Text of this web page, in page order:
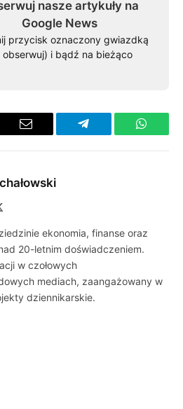
nasze artykuły na
Google News
przycisk oznaczony gwiazdką
i bądź na bieżąco
Email Telegram
ekonomia, finanse oraz
20-letnim doświadczeniem.
w czołowych
mediach, zaangażowany w
dziennikarskie.